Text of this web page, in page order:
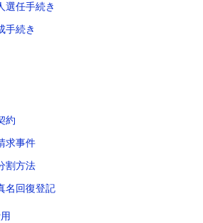
選任手続き
手続き
約
求事件
割方法
名回復登記